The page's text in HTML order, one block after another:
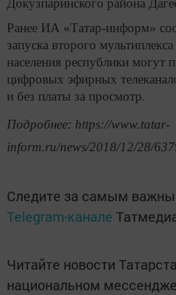
Докузпаринского района
Ранее ИА «Татар-информ»
запуска второго
населения республики могут
цифровых эфирных
и без платы за просмотр.
Подробнее: https://www.tatar-
inform.ru/news/2018/12/28/
Следите за самым
Telegram-канале
Читайте новости
национальном